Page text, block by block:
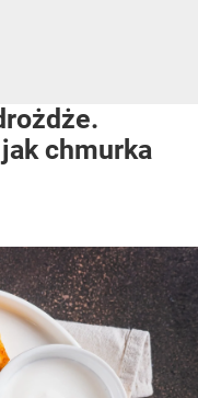
chmurka